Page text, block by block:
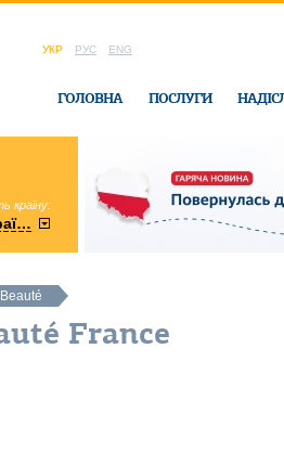
УКР РУС ENG
ГОЛОВНА ПОСЛУГИ
країну: область:
Вінницька
France